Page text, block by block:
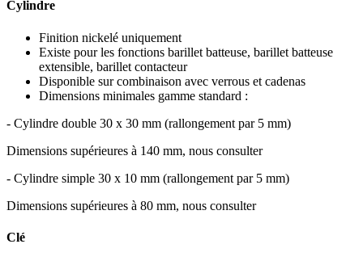
Cylindre
Finition nickelé uniquement
Existe pour les fonctions barillet batteuse, barillet batteuse
extensible, barillet contacteur
Disponible sur combinaison avec verrous et cadenas
Dimensions minimales gamme standard :
- Cylindre double 30 x 30 mm (rallongement par 5 mm)
Dimensions supérieures à 140 mm, nous consulter
- Cylindre simple 30 x 10 mm (rallongement par 5 mm)
Dimensions supérieures à 80 mm, nous consulter
Clé